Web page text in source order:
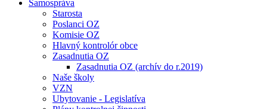
Samospráva
Starosta
Poslanci OZ
Komisie OZ
Hlavný kontrolór obce
Zasadnutia OZ
Zasadnutia OZ (archív do r.2019)
Naše školy
VZN
Ubytovanie - Legislatíva